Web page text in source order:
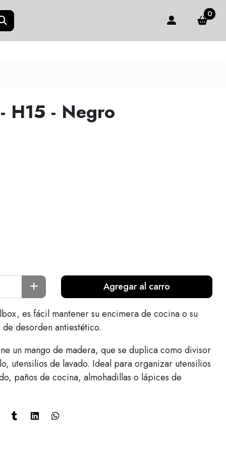
0
H15 - Negro
Agregar al carro
es fácil mantener su encimera de cocina o su
desorden antiestético.
un mango de madera, que se duplica como divisor
utensilios de lavado. Ideal para organizar utensilios
paños de cocina, almohadillas o lápices de